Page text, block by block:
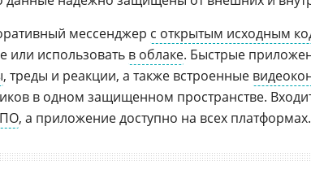
мессенджер с открытым исходным
или использовать в облаке. Быстрые
, треды и реакции, а также встроенные
в одном защищенном пространстве.
ПО, а приложение доступно на всех платформах.